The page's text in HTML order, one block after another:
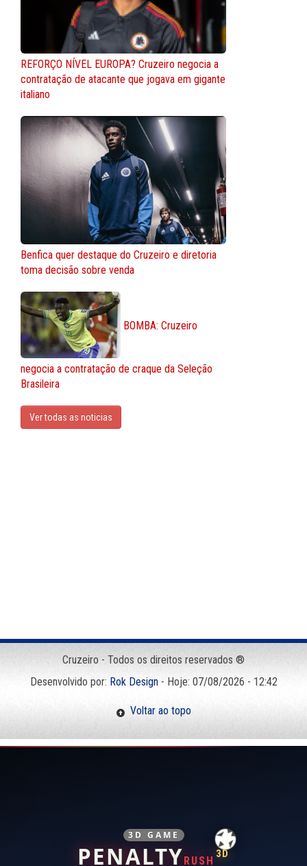
REFORÇO NÍVEL EUROPA? Cruzeiro negocia a
contratação de atacante que jogava em gigante
italiano
Benfica quer destaque do Cruzeiro e diretoria
toma decisão sobre venda
BOMBA: Cruzeiro
negocia a contratação de craque da Seleção
Brasileira
Ver todas as noticias
Cruzeiro - Todos os direitos reservados ®
Desenvolvido por: Rok Design- Hoje: 07/08/2026 - 12:42
Voltar ao topo
3D GAME
PENALTY RUSH
3D